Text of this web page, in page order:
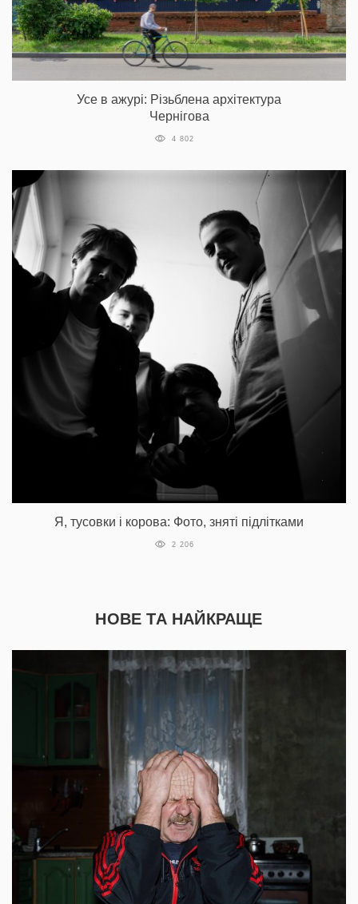
Усе в ажурі: Різьблена архітектура
Чернігова
4 802
Я, тусовки і корова: Фото, зняті підлітками
2 206
НОВЕ ТА НАЙКРАЩЕ